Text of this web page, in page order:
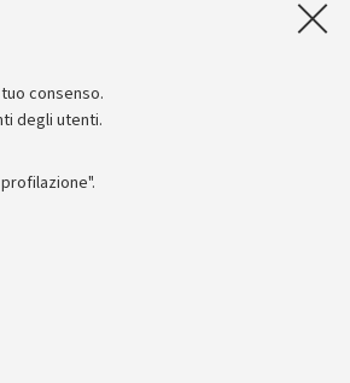
consenso.
degli utenti.